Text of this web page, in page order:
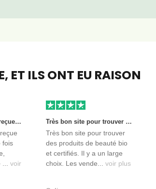
ET ILS ONT EU RAISON
Nouvelle commande reçue ce jour et encore une fois parfaitement satisfaite, l'envoi est très rapide et les produits sont toujours conditionnés de manière personnalisés. L'avantage de commander auprès de créateurs indépendants.
fois
voir
Très bon site pour trouver des produits de beauté bio et certifiés. Il y a un large choix. Les vendeurs sont des entreprises françaises qui propose aussi des produits de qualité et moins chers que ce qu’on peut trouver dans des magasins.
Très bon site pour trouver
des produits de beauté bio
et certifiés. Il y a un large
choix. Les vende... voir plus